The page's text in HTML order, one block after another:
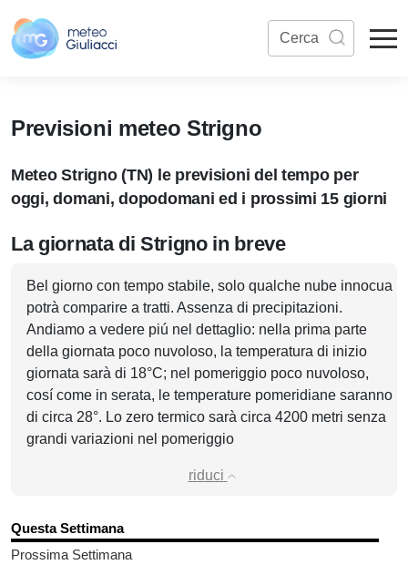
Previsioni meteo Strigno
Meteo Strigno (TN) le previsioni del tempo per
oggi, domani, dopodomani ed i prossimi 15 giorni
La giornata di Strigno in breve
Bel giorno con tempo stabile, solo qualche nube innocua
potrà comparire a tratti. Assenza di precipitazioni.
Andiamo a vedere piú nel dettaglio: nella prima parte
della giornata poco nuvoloso, la temperatura di inizio
giornata sarà di 18°C; nel pomeriggio poco nuvoloso,
cosí come in serata, le temperature pomeridiane saranno
di circa 28°. Lo zero termico sarà circa 4200 metri senza
grandi variazioni nel pomeriggio
riduci
Questa Settimana
Prossima Settimana